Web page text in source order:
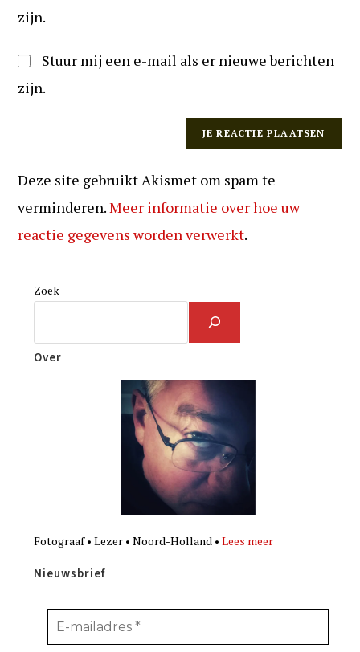
zijn.
Stuur mij een e-mail als er nieuwe berichten
zijn.
Deze site gebruikt Akismet om spam te
verminderen.Meer informatie over hoe uw
reactie gegevens worden verwerkt.
Zoek
Over
Fotograaf • Lezer • Noord-Holland •Lees meer
Nieuwsbrief